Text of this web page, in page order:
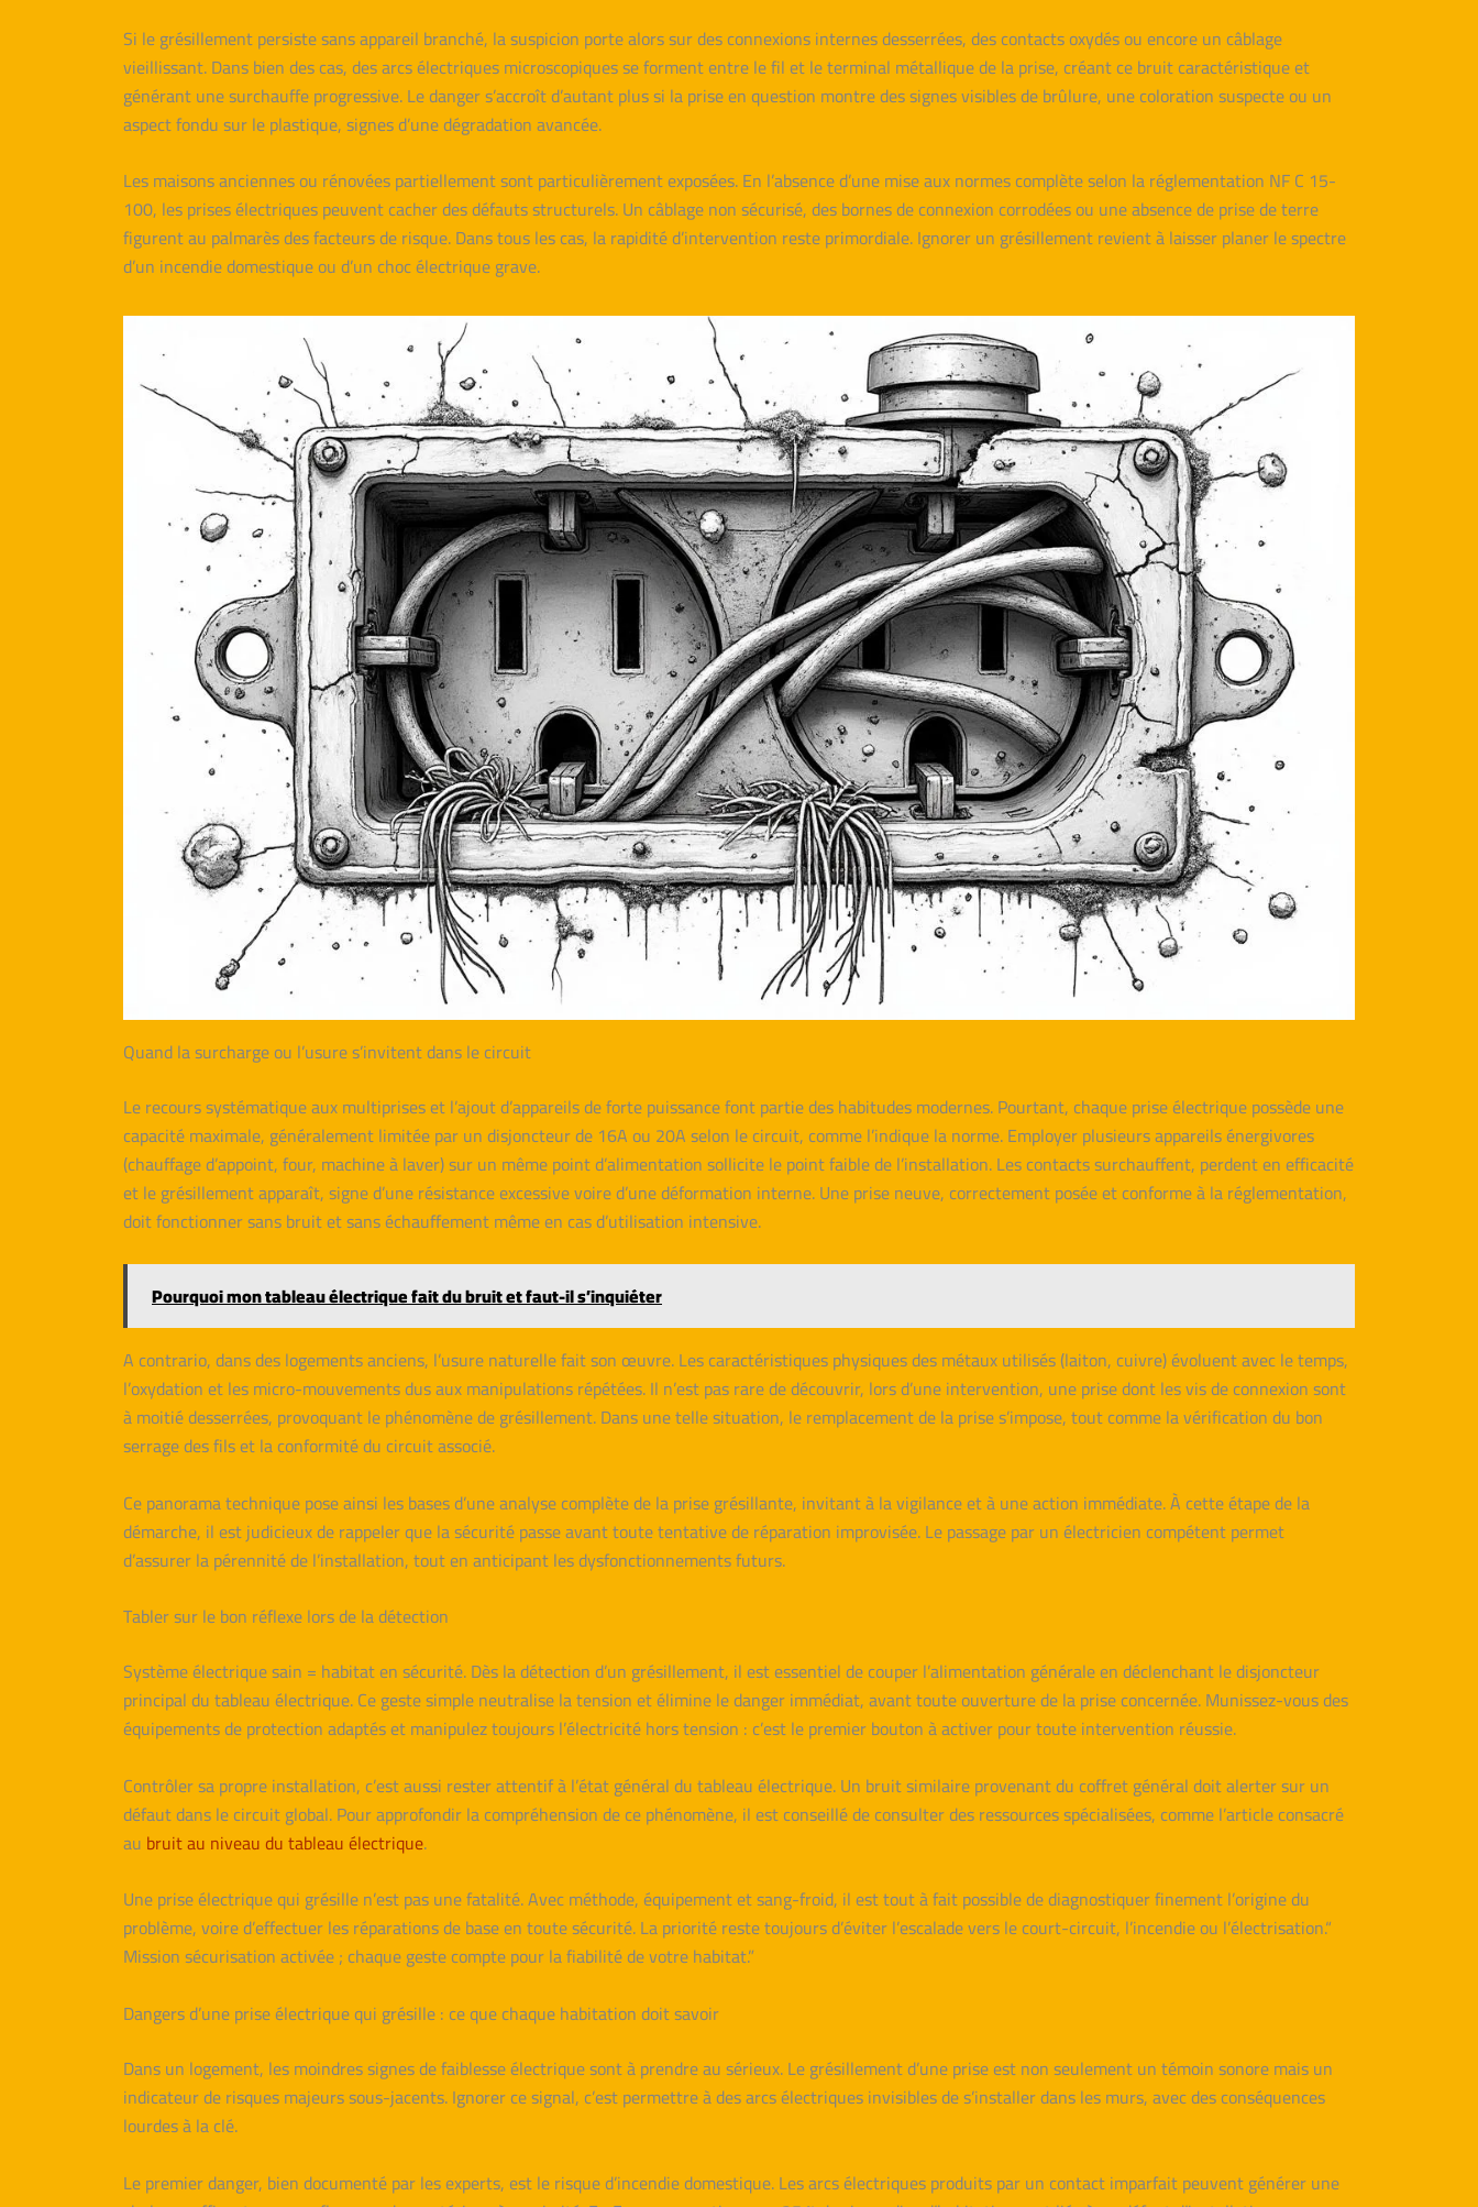
Si le grésillement persiste sans appareil branché, la suspicion porte alors sur des connexions internes desserrées, des contacts oxydés ou encore un câblage
vieillissant. Dans bien des cas, des arcs électriques microscopiques se forment entre le fil et le terminal métallique de la prise, créant ce bruit caractéristique et
générant une surchauffe progressive. Le danger s’accroît d’autant plus si la prise en question montre des signes visibles de brûlure, une coloration suspecte ou un
aspect fondu sur le plastique, signes d’une dégradation avancée.
Les maisons anciennes ou rénovées partiellement sont particulièrement exposées. En l’absence d’une mise aux normes complète selon la réglementation NF C 15-
100, les prises électriques peuvent cacher des défauts structurels. Un câblage non sécurisé, des bornes de connexion corrodées ou une absence de prise de terre
figurent au palmarès des facteurs de risque. Dans tous les cas, la rapidité d’intervention reste primordiale. Ignorer un grésillement revient à laisser planer le spectre
d’un incendie domestique ou d’un choc électrique grave.
Quand la surcharge ou l’usure s’invitent dans le circuit
Le recours systématique aux multiprises et l’ajout d’appareils de forte puissance font partie des habitudes modernes. Pourtant, chaque prise électrique possède une
capacité maximale, généralement limitée par un disjoncteur de 16A ou 20A selon le circuit, comme l’indique la norme. Employer plusieurs appareils énergivores
(chauffage d’appoint, four, machine à laver) sur un même point d’alimentation sollicite le point faible de l’installation. Les contacts surchauffent, perdent en efficacité
et le grésillement apparaît, signe d’une résistance excessive voire d’une déformation interne. Une prise neuve, correctement posée et conforme à la réglementation,
doit fonctionner sans bruit et sans échauffement même en cas d’utilisation intensive.
Pourquoi mon tableau électrique fait du bruit et faut-il s’inquiéter
A contrario, dans des logements anciens, l’usure naturelle fait son œuvre. Les caractéristiques physiques des métaux utilisés (laiton, cuivre) évoluent avec le temps,
l’oxydation et les micro-mouvements dus aux manipulations répétées. Il n’est pas rare de découvrir, lors d’une intervention, une prise dont les vis de connexion sont
à moitié desserrées, provoquant le phénomène de grésillement. Dans une telle situation, le remplacement de la prise s’impose, tout comme la vérification du bon
serrage des fils et la conformité du circuit associé.
Ce panorama technique pose ainsi les bases d’une analyse complète de la prise grésillante, invitant à la vigilance et à une action immédiate. À cette étape de la
démarche, il est judicieux de rappeler que la sécurité passe avant toute tentative de réparation improvisée. Le passage par un électricien compétent permet
d’assurer la pérennité de l’installation, tout en anticipant les dysfonctionnements futurs.
Tabler sur le bon réflexe lors de la détection
Système électrique sain = habitat en sécurité. Dès la détection d’un grésillement, il est essentiel de couper l’alimentation générale en déclenchant le disjoncteur
principal du tableau électrique. Ce geste simple neutralise la tension et élimine le danger immédiat, avant toute ouverture de la prise concernée. Munissez-vous des
équipements de protection adaptés et manipulez toujours l’électricité hors tension : c’est le premier bouton à activer pour toute intervention réussie.
Contrôler sa propre installation, c’est aussi rester attentif à l’état général du tableau électrique. Un bruit similaire provenant du coffret général doit alerter sur un
défaut dans le circuit global. Pour approfondir la compréhension de ce phénomène, il est conseillé de consulter des ressources spécialisées, comme l’article consacré
au bruit au niveau du tableau électrique.
Une prise électrique qui grésille n’est pas une fatalité. Avec méthode, équipement et sang-froid, il est tout à fait possible de diagnostiquer finement l’origine du
problème, voire d’effectuer les réparations de base en toute sécurité. La priorité reste toujours d’éviter l’escalade vers le court-circuit, l’incendie ou l’électrisation.“
Mission sécurisation activée ; chaque geste compte pour la fiabilité de votre habitat.”
Dangers d’une prise électrique qui grésille : ce que chaque habitation doit savoir
Dans un logement, les moindres signes de faiblesse électrique sont à prendre au sérieux. Le grésillement d’une prise est non seulement un témoin sonore mais un
indicateur de risques majeurs sous-jacents. Ignorer ce signal, c’est permettre à des arcs électriques invisibles de s’installer dans les murs, avec des conséquences
lourdes à la clé.
Le premier danger, bien documenté par les experts, est le risque d’incendie domestique. Les arcs électriques produits par un contact imparfait peuvent générer une